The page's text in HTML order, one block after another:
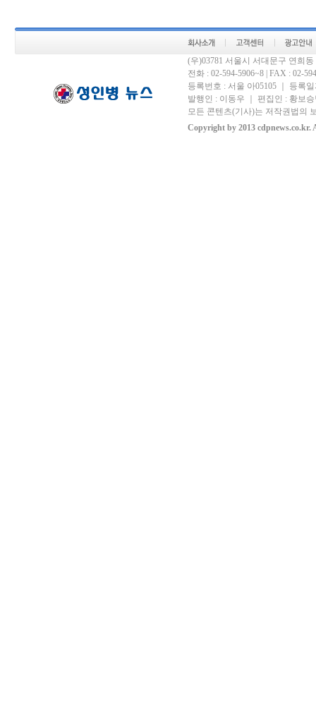
(우)03781 서울시 서대문구 연희
전화 : 02-594-5906~8 | FAX : 02-
등록번호 : 서울 아05105 ｜ 등록
발행인 : 이동우 ｜ 편집인 : 황보
모든 콘텐츠(기사)는 저작권법의
Copyright by 2013 cdpnews.co.kr.